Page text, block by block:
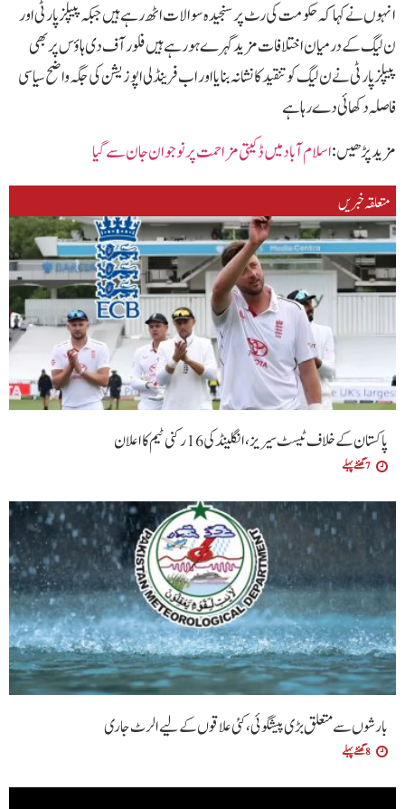
انہوں نے کہا کہ حکومت کی رٹ پر سنجیدہ سوالات اٹھ رہے ہیں جبکہ پیپلز پارٹی اور
ن لیگ کے درمیان اختلافات مزید گہرے ہو رہے ہیں فلور آف دی ہاؤس پر بھی
پیپلز پارٹی نے ن لیگ کو تنقید کا نشانہ بنایا اور اب فرینڈلی اپوزیشن کی جگہ واضح سیاسی
فاصلہ دکھائی دے رہا ہے
مزید پڑھیں :اسلام آباد میں ڈکیتی مزاحمت پر نوجوان جان سے گیا
متعلقہ خبریں
پاکستان کے خلاف ٹیسٹ سیریز، انگلینڈ کی 16 رکنی ٹیم کا اعلان
7 گھنٹے پہلے
بارشوں سے متعلق بڑی پیشگوئی، کئی علاقوں کے لیے الرٹ جاری
8 گھنٹے پہلے